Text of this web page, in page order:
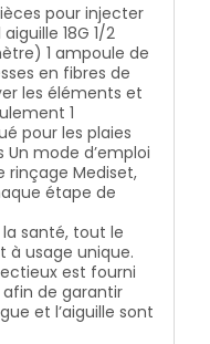
pour injecter
18G 1/2
1 ampoule de
en fibres de
les éléments et
1
pour les plaies
Un mode d’emploi
rinçage Mediset,
étape de
santé, tout le
à usage unique.
est fourni
afin de garantir
et l’aiguille sont